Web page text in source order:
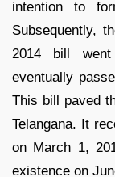
intention to
Subsequently,
2014 bill
eventually
This bill paved
Telangana. It
on March 1,
existence on